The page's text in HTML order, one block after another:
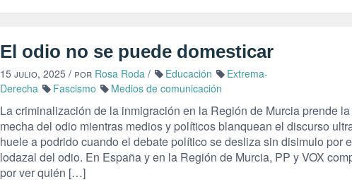
El odio no se puede domesticar
15 julio, 2025 / por Rosa Roda/ Educación
Extrema-
Derecha
Fascismo Medios de comunicación
La criminalización de la inmigración en la Región de Murcia prende la
mecha del odio mientras medios y políticos blanquean el discurso
huele a podrido cuando el debate político se desliza sin disimulo por
lodazal del odio. En España y en la Región de Murcia, PP y VOX
por ver quién […]